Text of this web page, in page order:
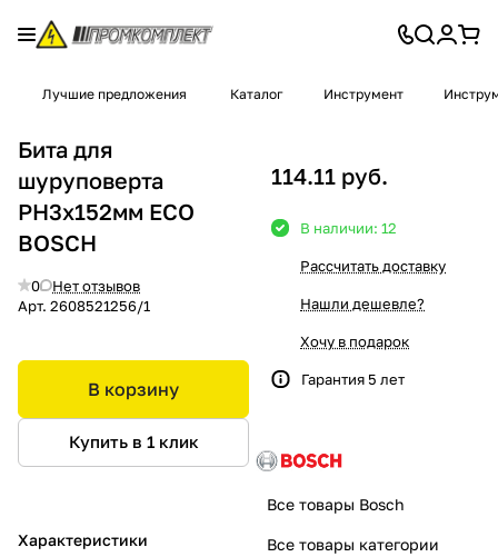
Лучшие предложения Каталог Инструмент
Бита для
шуруповерта
PH3х152мм ECO
BOSCH
0
Нет отзывов
Арт. 2608521256/1
В корзину
Купить в 1 клик
Характеристики
114.11 руб.
В наличии: 12
Рассчитать доставку
Нашли дешевле?
Хочу в подарок
Гарантия 5 лет
Все товары Bosch
Все товары категории